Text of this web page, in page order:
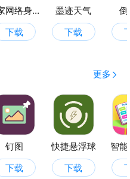
国家网络身份认证
下载
墨迹天气
下载
更多
钉图
下载
快捷悬浮球
下载
智